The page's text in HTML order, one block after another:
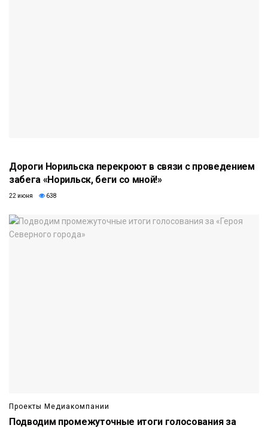
Дороги Норильска перекроют в связи с проведением
забега «Норильск, беги со мной!»
22 июня 638
Проекты Медиакомпании
Подводим промежуточные итоги голосования за